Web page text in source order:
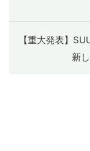
【重大発表】
新